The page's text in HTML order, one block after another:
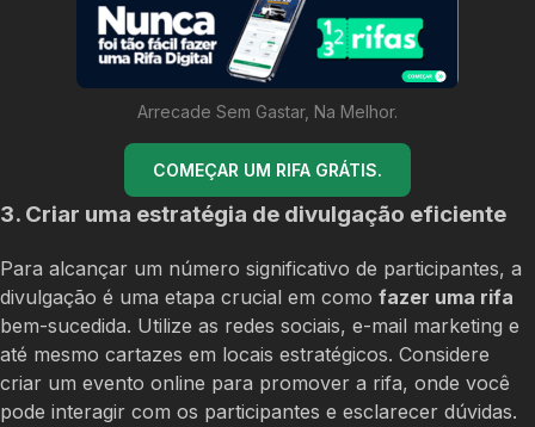
Arrecade Sem Gastar, Na Melhor.
COMEÇAR UM RIFA GRÁTIS.
3. Criar uma estratégia de divulgação eficiente
Para alcançar um número significativo de participantes, a
divulgação é uma etapa crucial em como fazer uma rifa
bem-sucedida. Utilize as redes sociais, e-mail marketing e
até mesmo cartazes em locais estratégicos. Considere
criar um evento online para promover a rifa, onde você
pode interagir com os participantes e esclarecer dúvidas.